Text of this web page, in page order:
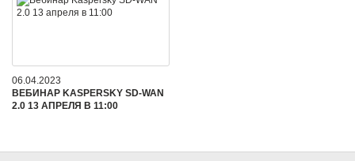
06.04.2023
ВЕБИНАР KASPERSKY SD-WAN
2.0 13 АПРЕЛЯ В 11:00